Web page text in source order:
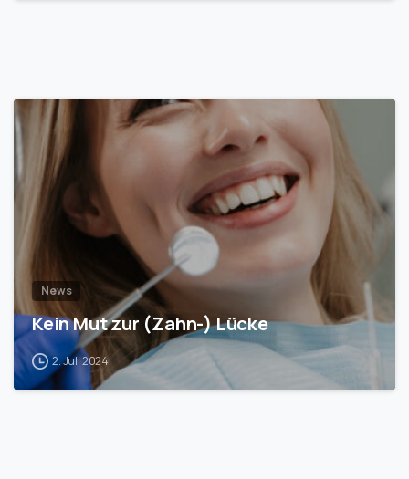
News
Kein Mut zur (Zahn-) Lücke
2. Juli 2024